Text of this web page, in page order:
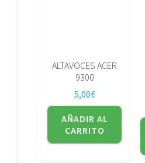
ALTAVOCES ACER
9300
5,00€
AÑADIR AL
CARRITO